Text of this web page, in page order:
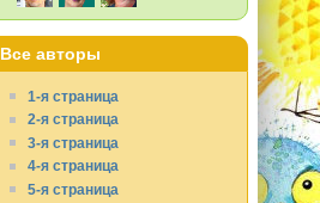
Все авторы
1-я страница
2-я страница
3-я страница
4-я страница
5-я страница